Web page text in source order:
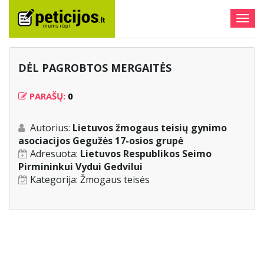
DĖL PAGROBTOS MERGAITĖS
PARAŠŲ: 0
Autorius: Lietuvos žmogaus teisių gynimo
asociacijos Gegužės 17-osios grupė
Adresuota: Lietuvos Respublikos Seimo
Pirmininkui Vydui Gedvilui
Kategorija: Žmogaus teisės